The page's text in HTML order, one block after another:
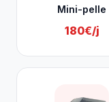
Mini-pelle
180€/j